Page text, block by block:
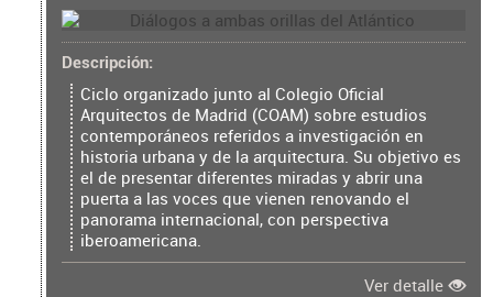
Descripción
Ciclo organizado junto al Colegio Oficial
Arquitectos de Madrid (COAM) sobre estudios
contemporáneos referidos a investigación en
historia urbana y de la arquitectura. Su objetivo es
el de presentar diferentes miradas y abrir una
puerta a las voces que vienen renovando el
panorama internacional, con perspectiva
iberoamericana.
Ver detalle